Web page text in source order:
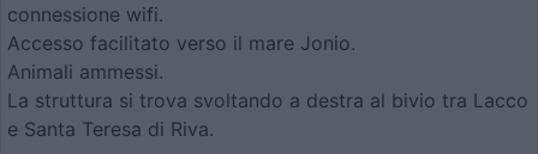
connessione wifi.
Accesso facilitato verso il mare Jonio.
Animali ammessi.
La struttura si trova svoltando a destra al bivio tra Lacco
e Santa Teresa di Riva.